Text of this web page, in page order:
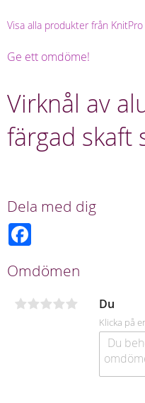
Visa alla produkter från KnitPro
Ge ett omdöme!
Virknål av
färgad skaft
Dela med dig
b
o
k
Omdömen
Du
Klicka på